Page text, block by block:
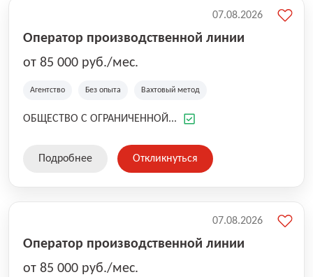
Оператор производственной линии
от 85 000 руб./мес.
Агентство Без опыта Вахтовый метод
ОБЩЕСТВО С ОГРАНИЧЕННОЙ...
07.08.2026
Подробнее Откликнуться
Оператор производственной линии
от 85 000 руб./мес.
07.08.2026